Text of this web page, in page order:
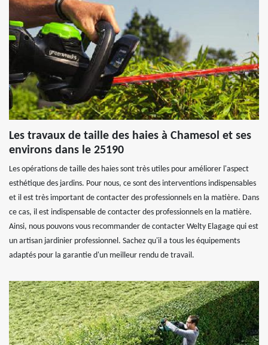
Les travaux de taille des haies à Chamesol et ses
environs dans le 25190
Les opérations de taille des haies sont très utiles pour améliorer l'aspect
esthétique des jardins. Pour nous, ce sont des interventions indispensables
et il est très important de contacter des professionnels en la matière. Dans
ce cas, il est indispensable de contacter des professionnels en la matière.
Ainsi, nous pouvons vous recommander de contacter Welty Elagage qui est
un artisan jardinier professionnel. Sachez qu'il a tous les équipements
adaptés pour la garantie d'un meilleur rendu de travail.